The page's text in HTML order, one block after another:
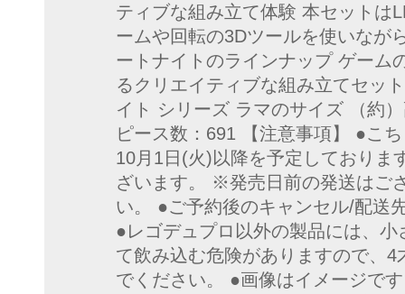
ティブな組み立て体験 本セットは
ームや回転の3Dツールを使いなが
ートナイトのラインナップ ゲーム
るクリエイティブな組み立てセッ
イト シリーズ ラマのサイズ （約
ピース数：691 【注意事項】 ●こ
10月1日(火)以降を予定しており
ざいます。 ※発売日前の発送はご
い。 ●ご予約後のキャンセル/配送
●レゴデュプロ以外の製品には、
て飲み込む危険がありますので、
でください。 ●画像はイメージで